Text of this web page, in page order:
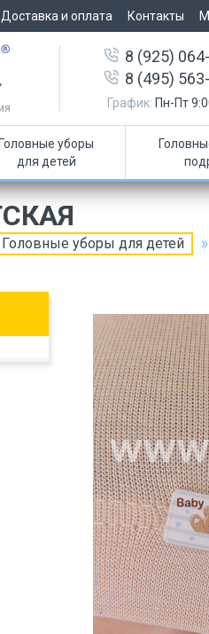
Доставка и оплата Контакты
8 (925)
8 (495)
График: Пн-Пт
Головные уборы
для детей
Головные уборы для детей